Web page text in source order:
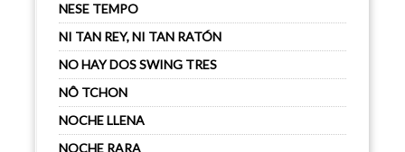
NESE TEMPO
NI TAN REY, NI TAN RATÓN
NO HAY DOS SWING TRES
NÔ TCHON
NOCHE LLENA
NOCHE RARA